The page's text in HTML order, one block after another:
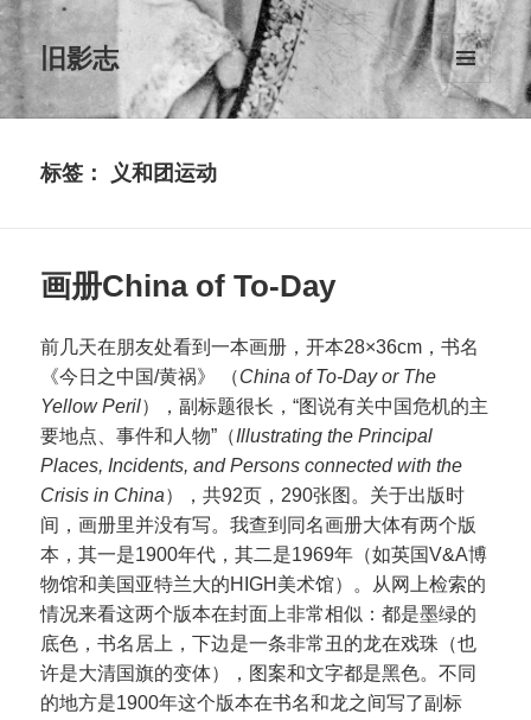
旧影志
菜单和
挂件
标签： 义和团运动
画册China of To-Day
前几天在朋友处看到一本画册，开本28×36cm，书名
《今日之中国/黄祸》 （China of To-Day or The
Yellow Peril），副标题很长，“图说有关中国危机的主
要地点、事件和人物”（Illustrating the Principal
Places, Incidents, and Persons connected with the
Crisis in China），共92页，290张图。关于出版时
间，画册里并没有写。我查到同名画册大体有两个版
本，其一是1900年代，其二是1969年（如英国V&A博
物馆和美国亚特兰大的HIGH美术馆）。从网上检索的
情况来看这两个版本在封面上非常相似：都是墨绿的
底色，书名居上，下边是一条非常丑的龙在戏珠（也
许是大清国旗的变体），图案和文字都是黑色。不同
的地方是1900年这个版本在书名和龙之间写了副标